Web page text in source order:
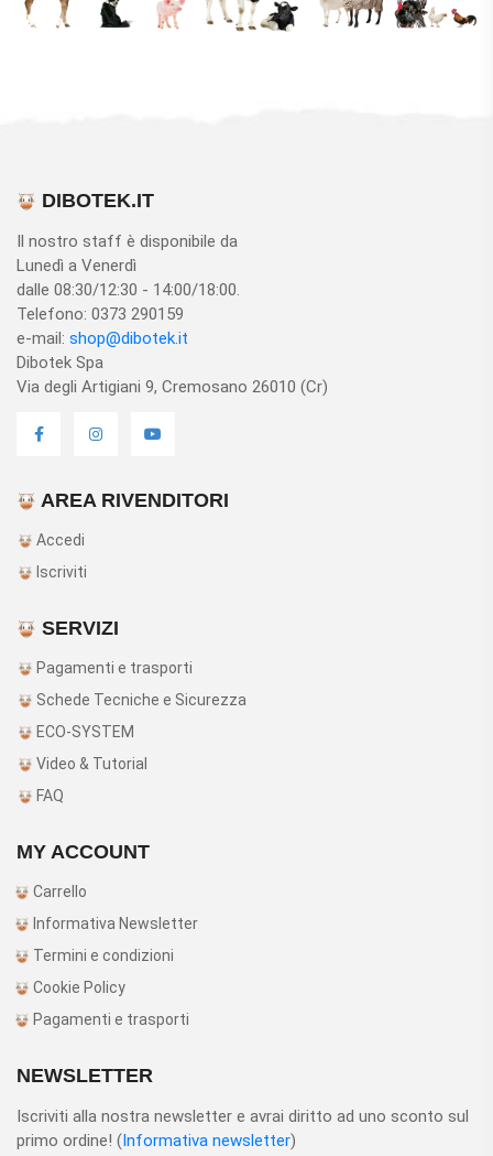
DIBOTEK.IT
Il nostro staff è disponibile da
Lunedì a Venerdì
dalle 08:30/12:30 - 14:00/18:00.
Telefono: 0373 290159
e-mail: shop@dibotek.it
Dibotek Spa
Via degli Artigiani 9, Cremosano 26010 (Cr)
AREA RIVENDITORI
Accedi
Iscriviti
SERVIZI
Pagamenti e trasporti
Schede Tecniche e Sicurezza
ECO-SYSTEM
Video & Tutorial
FAQ
MY ACCOUNT
Carrello
Informativa Newsletter
Termini e condizioni
Cookie Policy
Pagamenti e trasporti
NEWSLETTER
Iscriviti alla nostra newsletter e avrai diritto ad uno sconto sul
primo ordine! (Informativa newsletter)